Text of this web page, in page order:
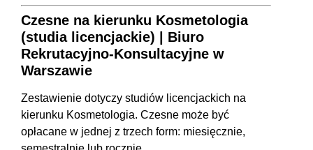
Czesne na kierunku Kosmetologia
(studia licencjackie) | Biuro
Rekrutacyjno-Konsultacyjne w
Warszawie
Zestawienie dotyczy studiów licencjackich na
kierunku Kosmetologia. Czesne może być
opłacane w jednej z trzech form: miesięcznie,